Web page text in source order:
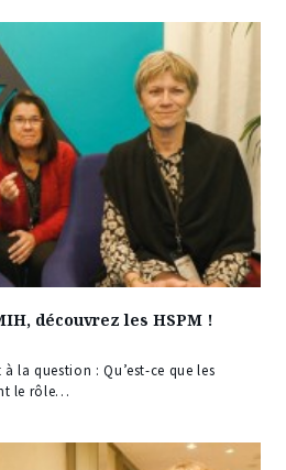
découvrez les HSPM !
la question : Qu’est-ce que les
le rôle…